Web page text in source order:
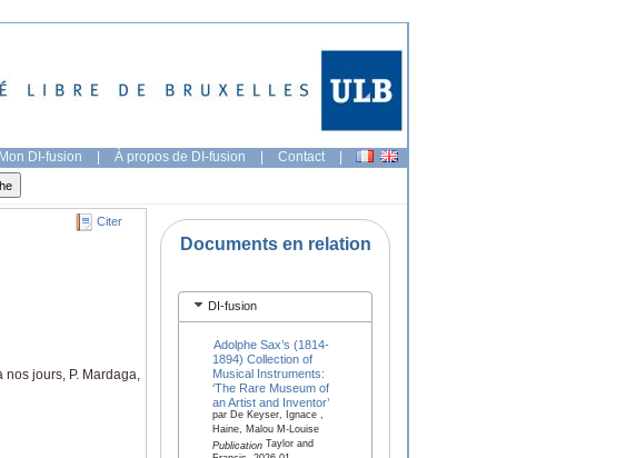
Mon DI-fusion | À propos de DI-fusion | Contact |
Citer
jours, P. Mardaga,
Documents en relation
DI-fusion
Adolphe Sax’s (1814-
1894) Collection of
Musical Instruments:
‘The Rare Museum of
an Artist and Inventor’
par De Keyser, Ignace ,
Haine, Malou M-Louise
PublicationTaylor and